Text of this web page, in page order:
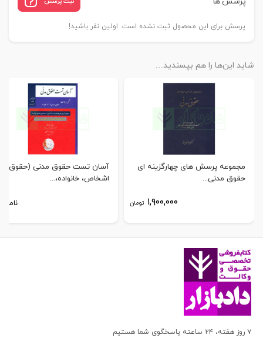
پرسش برای این محصول ثبت نشده است. اولین نفر باشید!
شاید این‌ها را هم بپسندید…
مجموعه پرسش های چهارگزینه ای
حقوق مدنی...
۱,۹۰۰,۰۰۰ تومان
آسان تست حقوق مدنی (حقوق
اشخاص، خانواده،...
۷ روز هفته، ۲۴ ساعته پاسخگوی شما هستیم